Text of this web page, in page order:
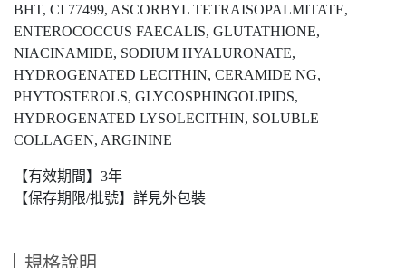
BHT, CI 77499, ASCORBYL TETRAISOPALMITATE,
ENTEROCOCCUS FAECALIS, GLUTATHIONE,
NIACINAMIDE, SODIUM HYALURONATE,
HYDROGENATED LECITHIN, CERAMIDE NG,
PHYTOSTEROLS, GLYCOSPHINGOLIPIDS,
HYDROGENATED LYSOLECITHIN, SOLUBLE
COLLAGEN, ARGININE
【有效期間】3年​
【保存期限/批號】詳見外包裝
規格說明